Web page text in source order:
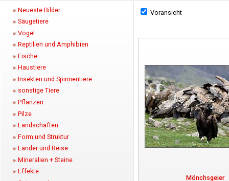
Neueste Bilder
Säugetiere
Vögel
Reptilien und Amphibien
Fische
Haustiere
Insekten und Spinnentiere
sonstige Tiere
Pflanzen
Pilze
Landschaften
Form und Struktur
Länder und Reise
Mineralien + Steine
Effekte
Voransicht
Mönchsgeier